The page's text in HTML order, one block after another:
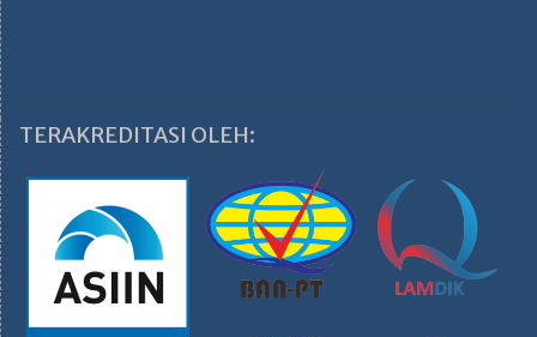
TERAKREDITASI OLEH: